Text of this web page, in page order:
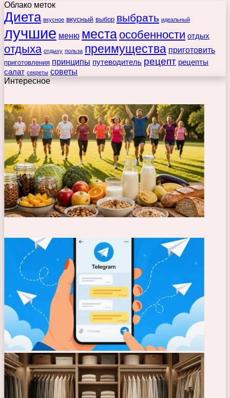
Облако меток
Диета вкусное вкусный выбор выбрать идеальный
лучшие меню места особенности отдых
отдыха отдыху польза преимущества приготовить
приготовления принципы путеводитель рецепт рецепты
салат секреты советы
Интересное